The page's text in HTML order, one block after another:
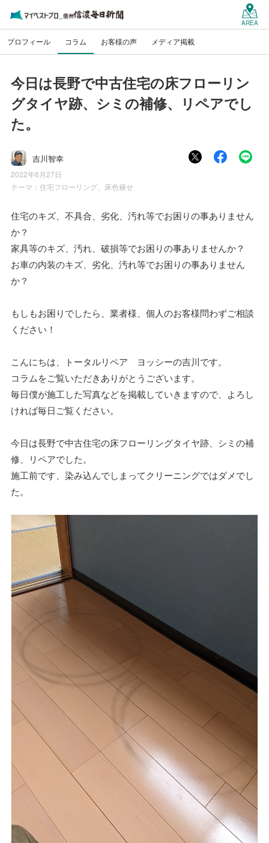
AREA
プロフィール コラム お客様の声 メディア掲載
今日は長野で中古住宅の床フローリン
グタイヤ跡、シミの補修、リペアでし
た。
吉川智幸
2022年6月27日
テーマ： 住宅フローリング、床色褪せ
住宅のキズ、不具合、劣化、汚れ等でお困りの事ありません
か？
家具等のキズ、汚れ、破損等でお困りの事ありませんか？
お車の内装のキズ、劣化、汚れ等でお困りの事ありません
か？
もしもお困りでしたら、業者様、個人のお客様問わずご相談
ください！
こんにちは、トータルリペア ヨッシーの吉川です。
コラムをご覧いただきありがとうございます。
毎日僕が施工した写真などを掲載していきますので、よろし
ければ毎日ご覧ください。
今日は長野で中古住宅の床フローリングタイヤ跡、シミの補
修、リペアでした。
施工前です、染み込んでしまってクリーニングではダメでし
た。